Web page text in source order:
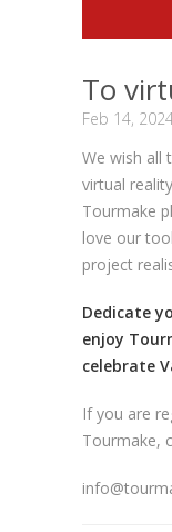
To
Feb 14,
We wish all
virtual
Tourmake
love our
project
Dedicate
enjoy
celebrate
If you are
Tourmake,